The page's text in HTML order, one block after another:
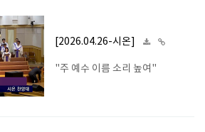
[2026.04.26-시온]
"주 예수 이름 소리 높여"